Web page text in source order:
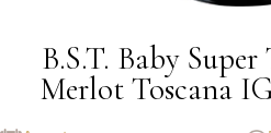
B.S.T. Baby Super
Merlot Toscana